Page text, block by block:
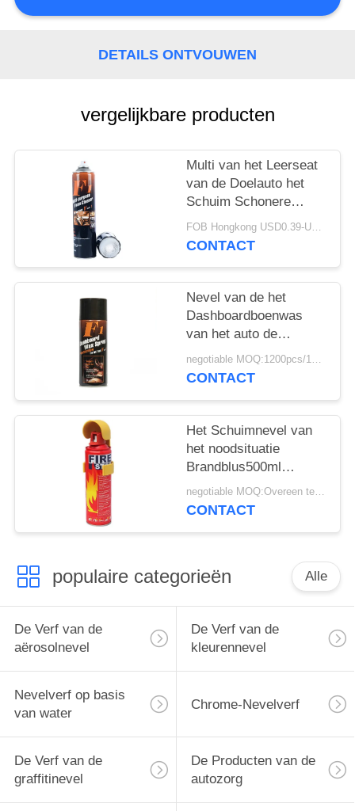
DETAILS ONTVOUWEN
vergelijkbare producten
Multi van het Leerseat
van de Doelauto het
Schuim Schonere
Nevel
FOB Hongkong USD0.39-USD0.59 per piece MOQ:12000pcs/500ctns
CONTACT
Nevel van de het
Dashboardboenwas
van het auto de
Binnenlandse Aërosol negotiable MOQ:1200pcs/100ctns voor elke kleur
CONTACT
Het Schuimnevel van
het noodsituatie
Brandblus500ml
Aërosol
negotiable MOQ:Overeen te komen
CONTACT
populaire categorieën Alle
De Verf van de
aërosolnevel
De Verf van de
kleurennevel
Nevelverf op basis
van water
Chrome-Nevelverf
De Verf van de
graffitinevel
De Producten van de
autozorg